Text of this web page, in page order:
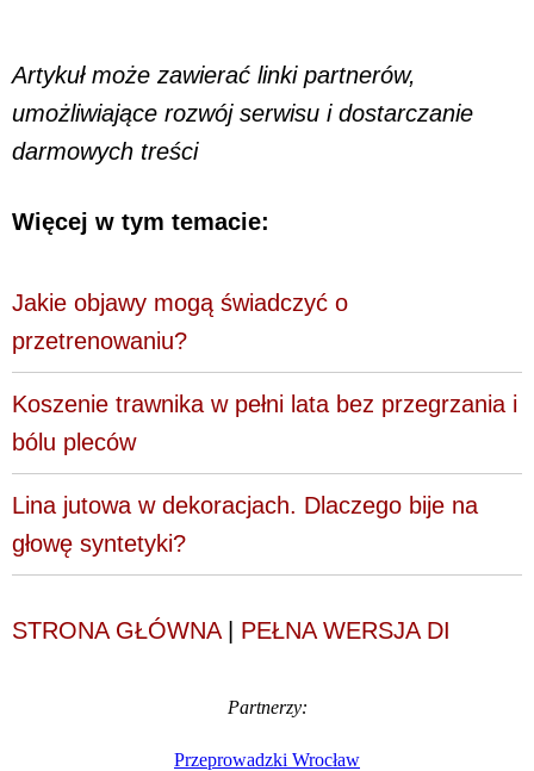
Artykuł może zawierać linki partnerów,
umożliwiające rozwój serwisu i dostarczanie
darmowych treści
Więcej w tym temacie:
Jakie objawy mogą świadczyć o
przetrenowaniu?
Koszenie trawnika w pełni lata bez przegrzania i
bólu pleców
Lina jutowa w dekoracjach. Dlaczego bije na
głowę syntetyki?
STRONA GŁÓWNA| PEŁNA WERSJA DI
Partnerzy:
Przeprowadzki Wrocław